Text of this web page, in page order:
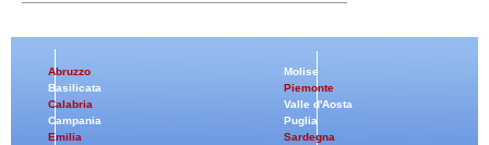
Abruzzo
Basilicata
Calabria
Campania
Emilia
Molise
Piemonte
Valle d'Aosta
Puglia
Sardegna